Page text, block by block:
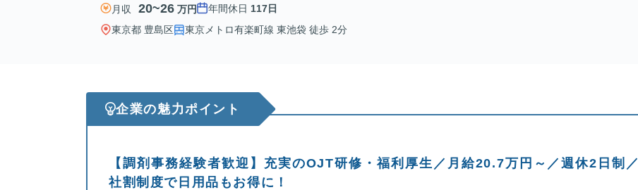
月収 20~26 万円 年間休日 117日
東京都 豊島区
東京メトロ有楽町線 東池袋 徒歩 2分
企業の魅力ポイント
【調剤事務経験者歓迎】充実のOJT研修・福利厚生／月給20.7万円～／週休2日制／
社割制度で日用品もお得に！